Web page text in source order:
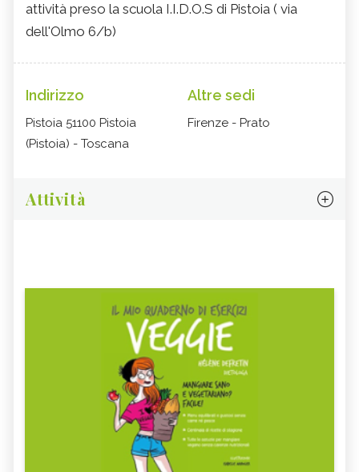
attività preso la scuola I.I.D.O.S di Pistoia ( via
dell'Olmo 6/b)
Indirizzo
Pistoia 51100 Pistoia
(Pistoia) - Toscana
Altre sedi
Firenze - Prato
Attività